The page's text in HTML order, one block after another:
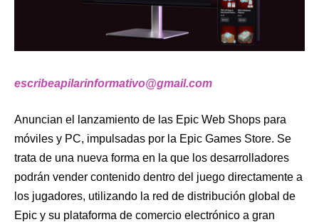
escribeapilarinformativo@gmail.com
Anuncian el lanzamiento de las Epic Web Shops para
móviles y PC, impulsadas por la Epic Games Store. Se
trata de una nueva forma en la que los desarrolladores
podrán vender contenido dentro del juego directamente a
los jugadores, utilizando la red de distribución global de
Epic y su plataforma de comercio electrónico a gran